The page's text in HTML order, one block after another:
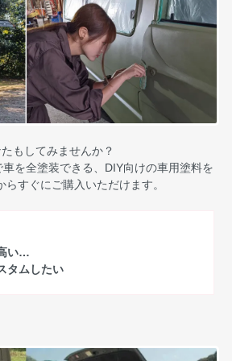
もしてみませんか？
を全塗装できる、DIY向けの車用塗料を
すぐにご購入いただけます。
い…
タムしたい